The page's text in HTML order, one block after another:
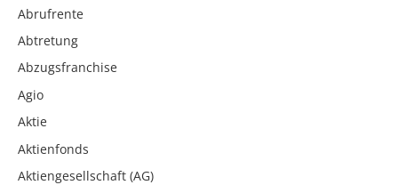
Abrufrente
Abtretung
Abzugsfranchise
Agio
Aktie
Aktienfonds
Aktiengesellschaft (AG)